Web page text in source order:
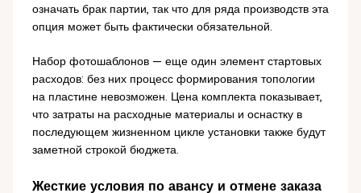
означать брак партии, так что для ряда производств эта
опция может быть фактически обязательной.
Набор фотошаблонов — еще один элемент стартовых
расходов: без них процесс формирования топологии
на пластине невозможен. Цена комплекта показывает,
что затраты на расходные материалы и оснастку в
последующем жизненном цикле установки также будут
заметной строкой бюджета.
Жесткие условия по авансу и отмене заказа